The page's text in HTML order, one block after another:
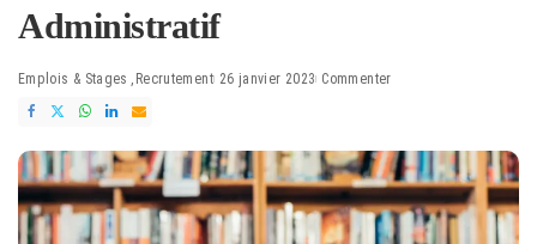
Administratif
Emplois & Stages Recrutement 26 janvier 2023 Commenter